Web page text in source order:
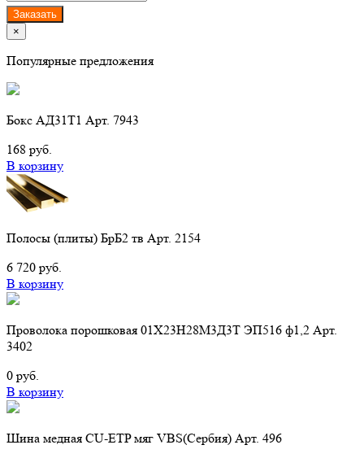
Заказать
×
Популярные предложения
Бокс АД31Т1 Арт. 7943
168 руб.
В корзину
Полосы (плиты) БрБ2 тв Арт. 2154
6 720 руб.
В корзину
Проволока порошковая 01Х23Н28М3Д3Т ЭП516 ф1,2 Арт.
3402
0 руб.
В корзину
Шина медная CU-ETP мяг VBS(Cербия) Арт. 496